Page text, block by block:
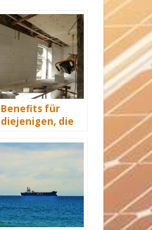
Benefits für
diejenigen, die
sanieren